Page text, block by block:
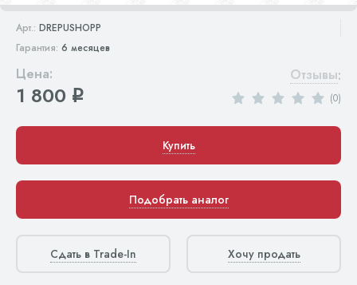
Арт.: DREPUSHOPP
Гарантия: 6 месяцев
Цена:
1 800 q
Отзывы:
(0)
Купить
Подобрать аналог
Сдать в Trade-In Хочу продать